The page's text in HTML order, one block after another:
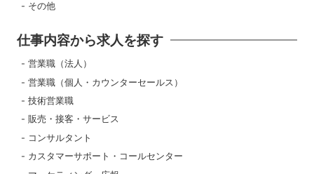
その他
仕事内容から求人を探す
営業職（法人）
営業職（個人・カウンターセールス）
技術営業職
販売・接客・サービス
コンサルタント
カスタマーサポート・コールセンター